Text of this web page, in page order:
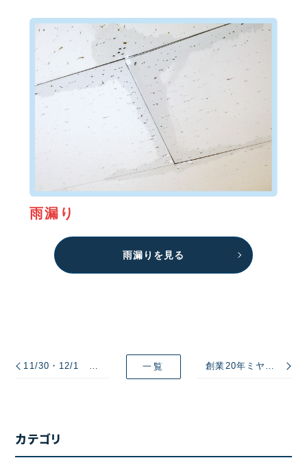
雨漏り
雨漏りを見る
11/30・12/1 創業20年ミヤケン大感謝祭＠ミヤケンリフォーム館 一覧 創業20年ミヤケン大感謝祭 ＠パナソニック高崎ショウルーム
カテゴリ